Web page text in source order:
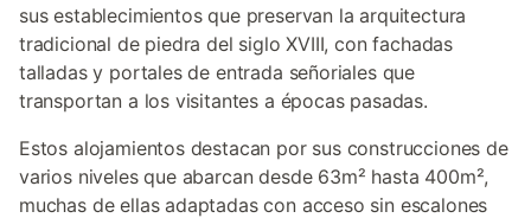
sus establecimientos que preservan la arquitectura
tradicional de piedra del siglo XVIII, con fachadas
talladas y portales de entrada señoriales que
transportan a los visitantes a épocas pasadas.
Estos alojamientos destacan por sus construcciones de
varios niveles que abarcan desde 63m² hasta 400m²,
muchas de ellas adaptadas con acceso sin escalones